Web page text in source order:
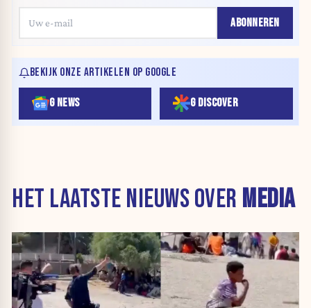
ABONNEREN
BEKIJK ONZE ARTIKELEN OP GOOGLE
G NEWS G DISCOVER
HET LAATSTE NIEUWS OVER MEDIA